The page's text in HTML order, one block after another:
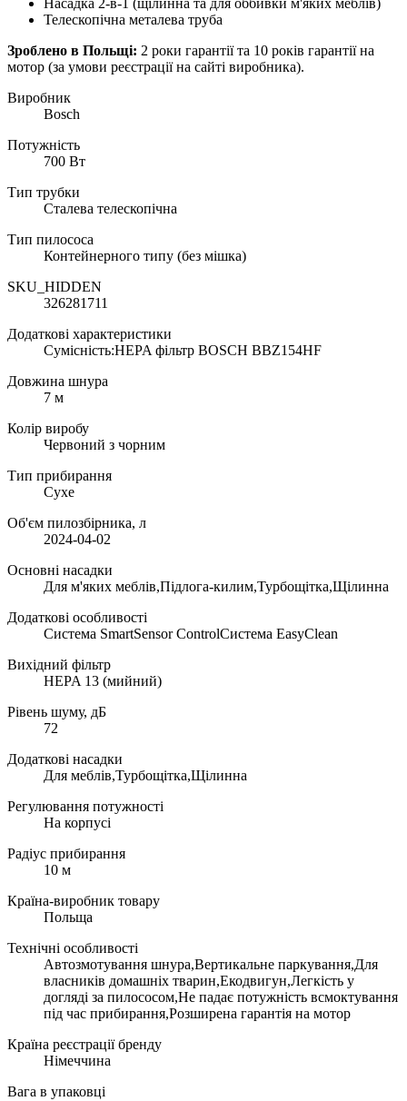
Насадка 2-в-1 (щілинна та для оббивки м'яких меблів)
Телескопічна металева труба
Зроблено в Польщі: 2 роки гарантії та 10 років гарантії на
мотор (за умови реєстрації на сайті виробника).
Виробник
Bosch
Потужність
700 Вт
Тип трубки
Сталева телескопічна
Тип пилососа
Контейнерного типу (без мішка)
SKU_HIDDEN
326281711
Додаткові характеристики
Сумісність:HEPA фільтр BOSCH BBZ154HF
Довжина шнура
7 м
Колір виробу
Червоний з чорним
Тип прибирання
Сухе
Об'єм пилозбірника, л
2024-04-02
Основні насадки
Для м'яких меблів,Підлога-килим,Турбощітка,Щілинна
Додаткові особливості
Система SmartSensor ControlСистема EasyClean
Вихідний фільтр
HEPA 13 (мийний)
Рівень шуму, дБ
72
Додаткові насадки
Для меблів,Турбощітка,Щілинна
Регулювання потужності
На корпусі
Радіус прибирання
10 м
Країна-виробник товару
Польща
Технічні особливості
Автозмотування шнура,Вертикальне паркування,Для
власників домашніх тварин,Екодвигун,Легкість у
догляді за пилососом,Не падає потужність всмоктування
під час прибирання,Розширена гарантія на мотор
Країна реєстрації бренду
Німеччина
Вага в упаковці